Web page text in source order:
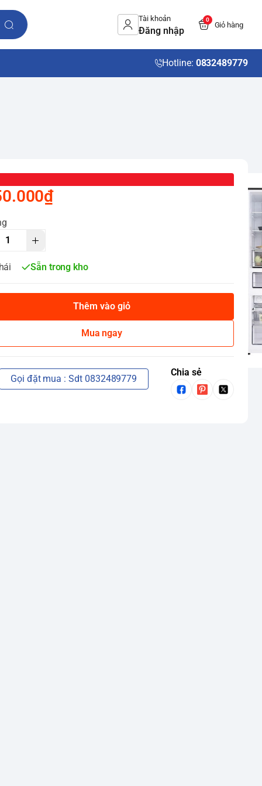
Tài khoản
Đăng nhập
0
Giỏ hàng
Hotline: 0832489779
Sẵn trong kho
Thêm vào giỏ
Mua ngay
Gọi đặt mua : Sdt 0832489779
Chia sẻ